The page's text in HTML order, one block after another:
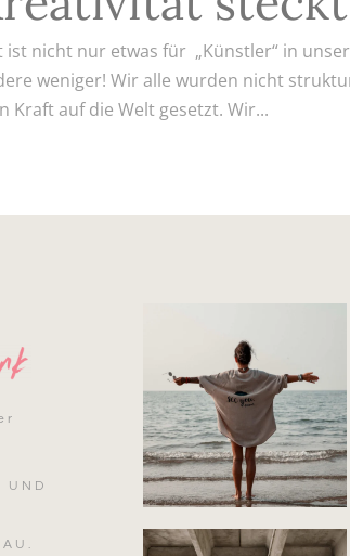
ist nicht nur etwas für „Künstler“ in
weniger! Wir alle wurden nicht
Kraft auf die Welt gesetzt. Wir...
UND